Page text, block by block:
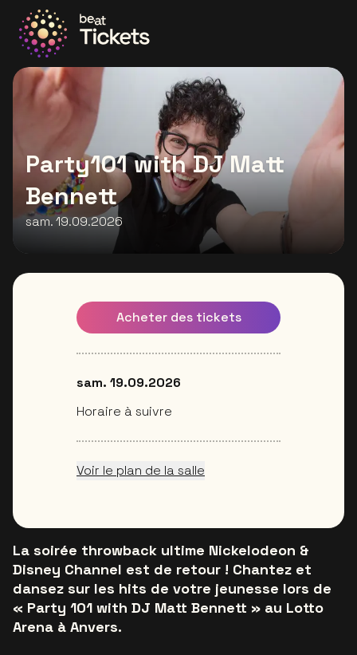
Allez à la page d'accueil
Party101 with DJ Matt
Bennett
sam. 19.09.2026
La soirée throwback ultime Nickelodeon &
Disney Channel est de retour ! Chantez et
dansez sur les hits de votre jeunesse lors de
« Party 101 with DJ Matt Bennett » au Lotto
Arena à Anvers.
Acheter des tickets
sam. 19.09.2026
Horaire à suivre
Voir le plan de la salle